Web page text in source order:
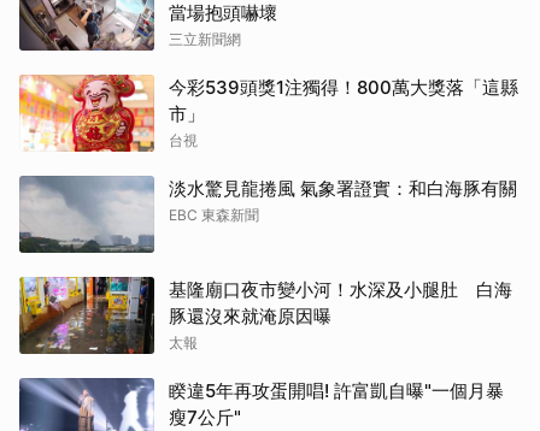
當場抱頭嚇壞
三立新聞網
今彩539頭獎1注獨得！800萬大獎落「這縣
市」
台視
淡水驚見龍捲風 氣象署證實：和白海豚有關
EBC 東森新聞
基隆廟口夜市變小河！水深及小腿肚 白海
豚還沒來就淹原因曝
太報
睽違5年再攻蛋開唱! 許富凱自曝"一個月暴
瘦7公斤"